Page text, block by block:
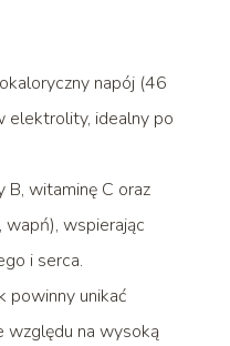
napój (46
idealny po
B, witaminę C oraz
wapń), wspierając
i serca.
powinny unikać
względu na wysoką